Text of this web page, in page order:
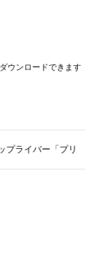
ウンロードできます
プライバー「プリン